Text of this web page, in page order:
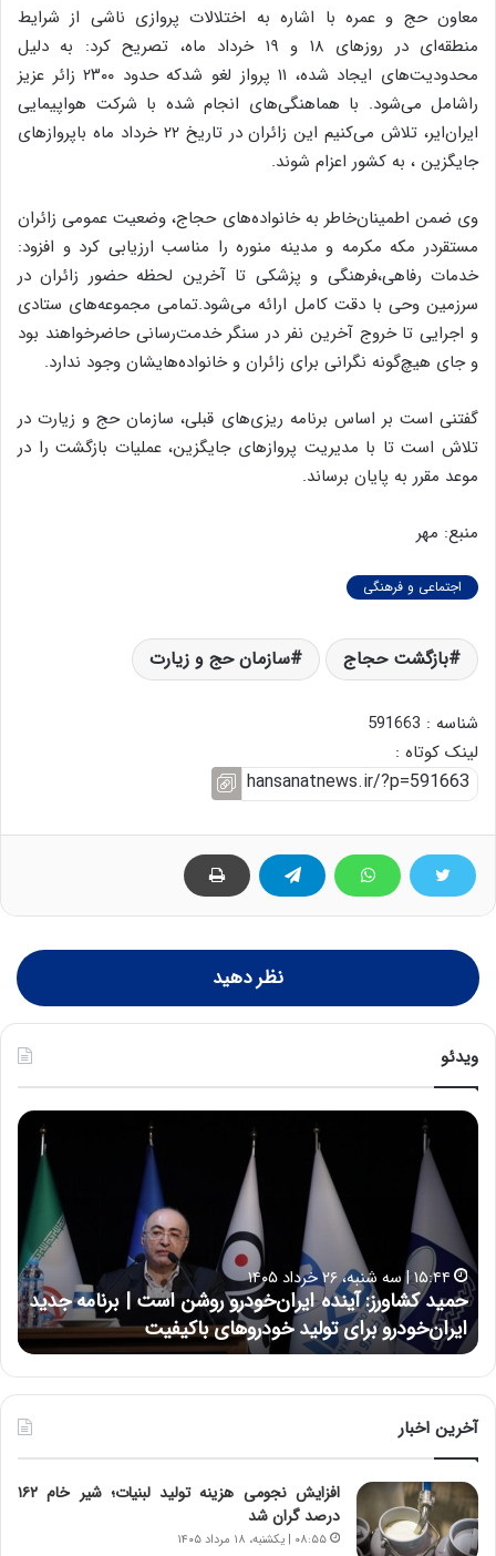
معاون حج و عمره با اشاره به اختلالات پروازی ناشی از شرایط
منطقه‌ای در روزهای ۱۸ و ۱۹ خرداد ماه، تصریح کرد: به دلیل
محدودیت‌های ایجاد شده، ۱۱ پرواز لغو شدکه حدود ۲۳۰۰ زائر عزیز
راشامل می‌شود. با هماهنگی‌های انجام شده با شرکت هواپیمایی
ایران‌ایر، تلاش می‌کنیم این زائران در تاریخ ۲۲ خرداد ماه باپروازهای
جایگزین ، به کشور اعزام شوند.
وی ضمن اطمینان‌خاطر به خانواده‌های حجاج، وضعیت عمومی زائران
مستقردر مکه مکرمه و مدینه منوره را مناسب ارزیابی کرد و افزود:
خدمات رفاهی،فرهنگی و پزشکی تا آخرین لحظه حضور زائران در
سرزمین وحی با دقت کامل ارائه می‌شود.تمامی مجموعه‌های ستادی
و اجرایی تا خروج آخرین نفر در سنگر خدمت‌رسانی حاضرخواهند بود
و جای هیچ‌گونه نگرانی برای زائران و خانواده‌هایشان وجود ندارد.
گفتنی است بر اساس برنامه ‌ریزی‌های قبلی، سازمان حج و زیارت در
تلاش است تا با مدیریت پروازهای جایگزین، عملیات بازگشت را در
موعد مقرر به پایان برساند.
منبع: مهر
اجتماعی و فرهنگی
بازگشت حجاج سازمان حج و زیارت
شناسه : 591663
لینک کوتاه :
نظر دهید
ویدئو
۱۵:۴۴ | سه شنبه، ۲۶ خرداد ۱۴۰۵
حمید کشاورز: آینده ایران‌خودرو روشن است | برنامه جدید
ایران‌خودرو برای تولید خودروهای باکیفیت
ی
ن
ل
ا
ی
ی
:
د
ر
ط
ا
آخرین اخبار
افزایش نجومی هزینه تولید لبنیات؛ شیر خام ۱۶۲
درصد گران شد
۰۸:۵۵ | یکشنبه، ۱۸ مرداد ۱۴۰۵